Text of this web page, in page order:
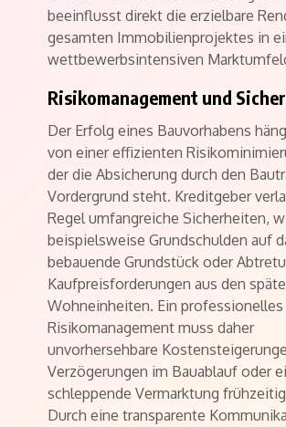
beeinflusst direkt die erzielbare
gesamten Immobilienprojektes in
wettbewerbsintensiven
Risikomanagement und
Der Erfolg eines Bauvorhabens
von einer effizienten
der die Absicherung durch den
Vordergrund steht. Kreditgeber
Regel umfangreiche Sicherheiten,
beispielsweise Grundschulden auf
bebauende Grundstück oder
Kaufpreisforderungen aus den
Wohneinheiten. Ein professionelles
Risikomanagement muss daher
unvorhersehbare
Verzögerungen im Bauablauf oder
schleppende Vermarktung
Durch eine transparente